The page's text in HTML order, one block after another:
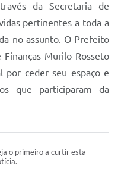
da Secretaria de
pertinentes a toda a
no assunto. O Prefeito
Murilo Rosseto
por ceder seu espaço e
que participaram da
o primeiro a curtir esta